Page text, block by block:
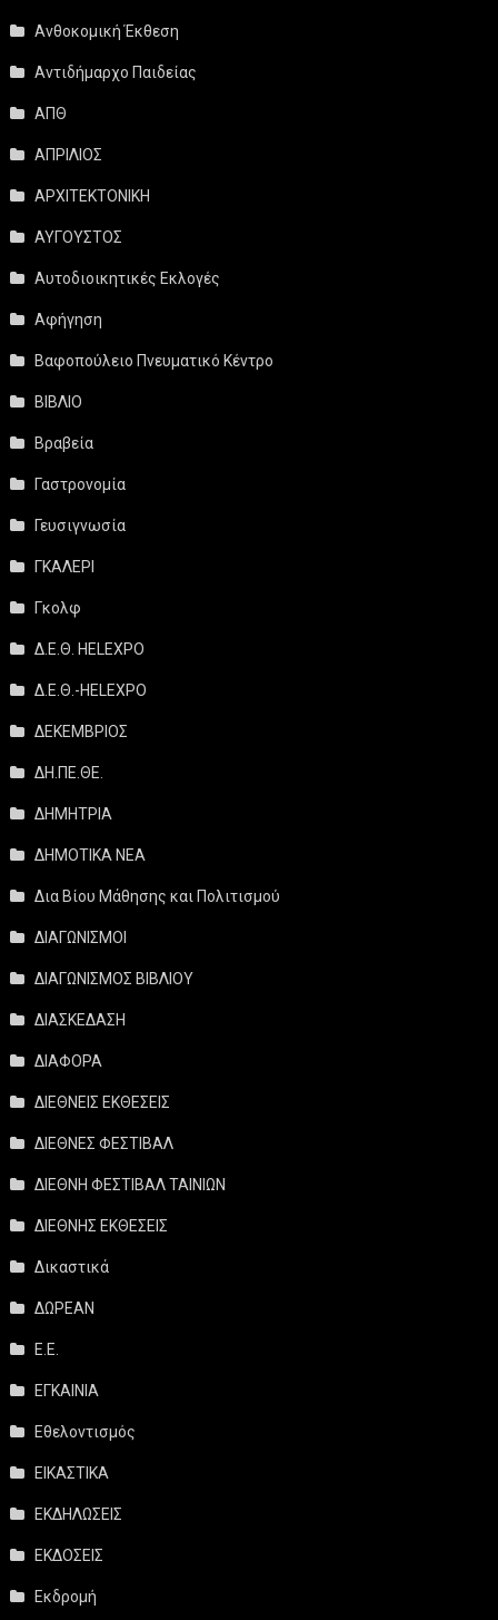
Ανθοκομική Έκθεση
Αντιδήμαρχο Παιδείας
ΑΠΘ
ΑΠΡΙΛΙΟΣ
ΑΡΧΙΤΕΚΤΟΝΙΚΗ
ΑΥΓΟΥΣΤΟΣ
Αυτοδιοικητικές Εκλογές
Αφήγηση
Βαφοπούλειο Πνευματικό Κέντρο
ΒΙΒΛΙΟ
Βραβεία
Γαστρονομία
Γευσιγνωσία
ΓΚΑΛΕΡΙ
Γκολφ
Δ.Ε.Θ. HELEXPO
Δ.Ε.Θ.-HELEXPO
ΔΕΚΕΜΒΡΙΟΣ
ΔΗ.ΠΕ.ΘΕ.
ΔΗΜΗΤΡΙΑ
ΔΗΜΟΤΙΚΑ ΝΕΑ
Δια Βίου Μάθησης και Πολιτισμού
ΔΙΑΓΩΝΙΣΜΟΙ
ΔΙΑΓΩΝΙΣΜΟΣ ΒΙΒΛΙΟΥ
ΔΙΑΣΚΕΔΑΣΗ
ΔΙΑΦΟΡΑ
ΔΙΕΘΝΕΙΣ ΕΚΘΕΣΕΙΣ
ΔΙΕΘΝΕΣ ΦΕΣΤΙΒΑΛ
ΔΙΕΘΝΗ ΦΕΣΤΙΒΑΛ ΤΑΙΝΙΩΝ
ΔΙΕΘΝΗΣ ΕΚΘΕΣΕΙΣ
Δικαστικά
ΔΩΡΕΑΝ
Ε.Ε.
ΕΓΚΑΙΝΙΑ
Εθελοντισμός
ΕΙΚΑΣΤΙΚΑ
ΕΚΔΗΛΩΣΕΙΣ
ΕΚΔΟΣΕΙΣ
Εκδρομή